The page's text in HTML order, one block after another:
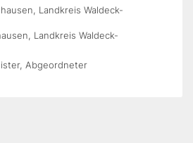
Landkreis Waldeck-
Landkreis Waldeck-
Abgeordneter